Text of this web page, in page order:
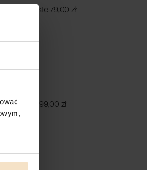
zero waste 79,00 zł
etui 99,00 zł